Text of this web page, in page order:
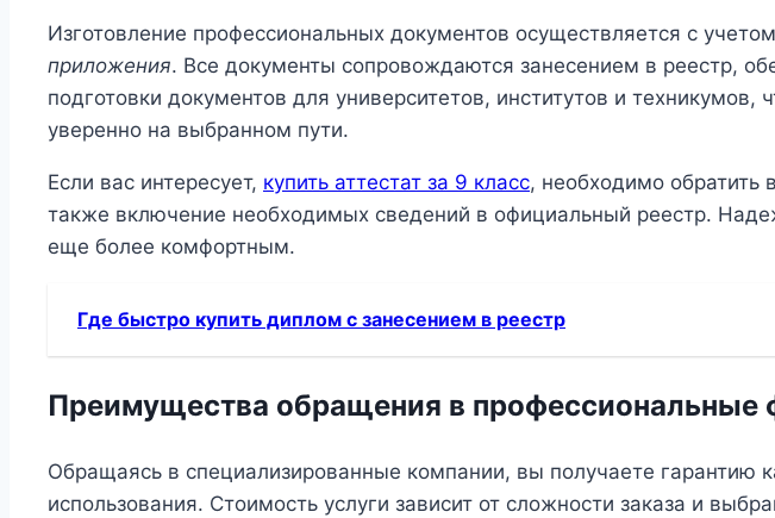
Изготовление профессиональных документов осуществляется с
приложения. Все документы сопровождаются занесением в реестр,
подготовки документов для университетов, институтов и
уверенно на выбранном пути.
Если вас интересует, купить аттестат за 9 класс, необходимо обратить
также включение необходимых сведений в официальный реестр.
еще более комфортным.
Где быстро купить диплом с занесением в реестр
Преимущества обращения в
Обращаясь в специализированные компании, вы получаете гарантию
использования. Стоимость услуги зависит от сложности заказа и